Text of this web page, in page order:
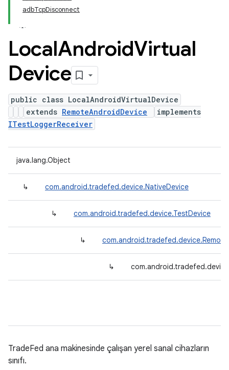
adbTcpDisconnect
LocalAndroidVirtual
Device
public class LocalAndroidVirtualDevice
extends RemoteAndroidDevice
implements
ITestLoggerReceiver
java.lang.Object
↳ com.android.tradefed.device.NativeDevice
↳ com.android.tradefed.device.TestDevice
↳
↳
TradeFed ana makinesinde çalışan yerel sanal cihazların
sınıfı.